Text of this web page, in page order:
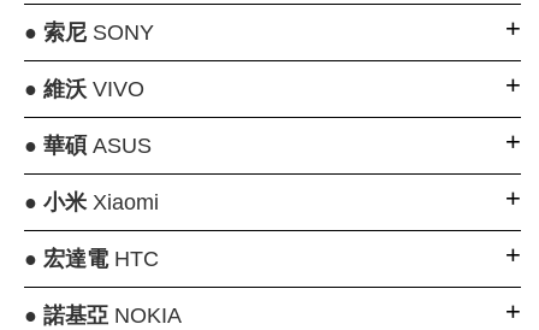
● 索尼SONY
● 維沃VIVO
● 華碩 ASUS
● 小米Xiaomi
● 宏達電HTC
● 諾基亞NOKIA